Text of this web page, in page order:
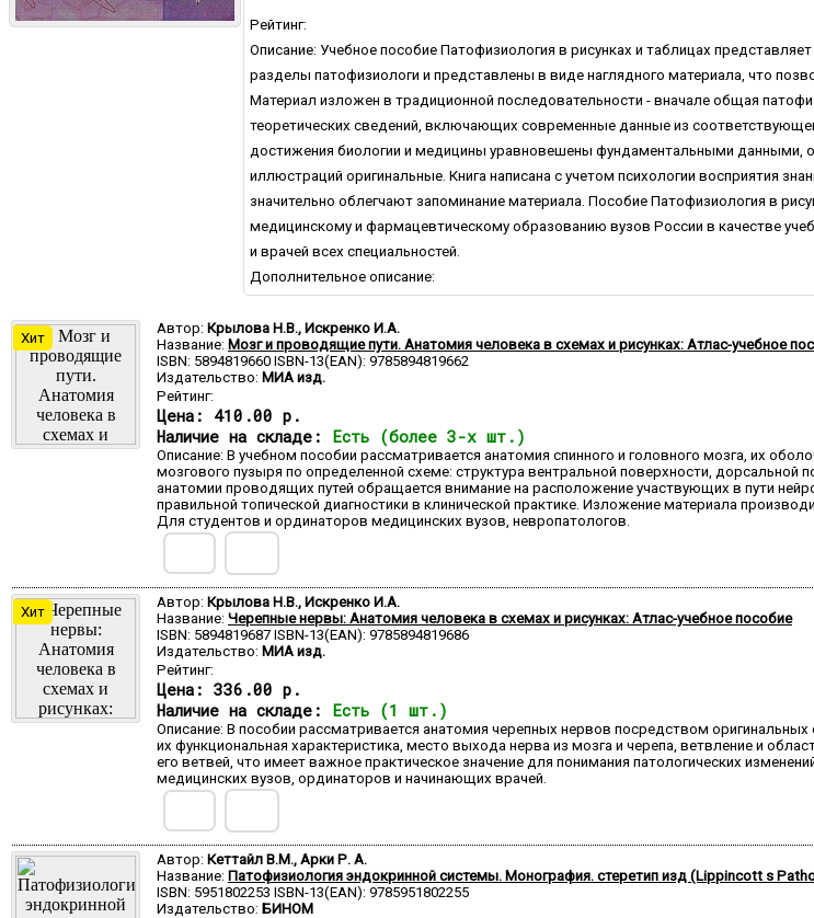
Рейтинг:
Описание: Учебное пособие Патофизиология в рисунках и таблицах
разделы патофизиологи и представлены в виде наглядного материала, что
Материал изложен в традиционной последовательности - вначале общая
теоретических сведений, включающих современные данные из
достижения биологии и медицины уравновешены фундаментальными данными,
иллюстраций оригинальные. Книга написана с учетом психологии восприятия
значительно облегчают запоминание материала. Пособие Патофизиология в
медицинскому и фармацевтическому образованию вузов России в качестве
и врачей всех специальностей.
Дополнительное описание:
Хит
Автор: Крылова Н.В., Искренко И.А.
Название: Мозг и проводящие пути. Анатомия человека в схемах и рисунках: Атлас-учебное
ISBN: 5894819660 ISBN-13(EAN): 9785894819662
Издательство: МИА изд.
Рейтинг:
Цена: 410.00 р.
Наличие на складе: Есть (более 3-х шт.)
Описание: В учебном пособии рассматривается анатомия спинного и головного мозга, их
мозгового пузыря по определенной схеме: структура вентральной поверхности, дорсальной
анатомии проводящих путей обращается внимание на расположение участвующих в пути
правильной топической диагностики в клинической практике. Изложение материала
Для студентов и ординаторов медицинских вузов, невропатологов.
Хит
Автор: Крылова Н.В., Искренко И.А.
Название: Черепные нервы: Анатомия человека в схемах и рисунках: Атлас-учебное пособие
ISBN: 5894819687 ISBN-13(EAN): 9785894819686
Издательство: МИА изд.
Рейтинг:
Цена: 336.00 р.
Наличие на складе: Есть (1 шт.)
Описание: В пособии рассматривается анатомия черепных нервов посредством
их функциональная характеристика, место выхода нерва из мозга и черепа, ветвление и
его ветвей, что имеет важное практическое значение для понимания патологических
медицинских вузов, ординаторов и начинающих врачей.
Автор: Кеттайл В.М., Арки Р. А.
Название: Патофизиология эндокринной системы. Монография. стеретип изд (Lippincott s
ISBN: 5951802253 ISBN-13(EAN): 9785951802255
Издательство: БИНОМ